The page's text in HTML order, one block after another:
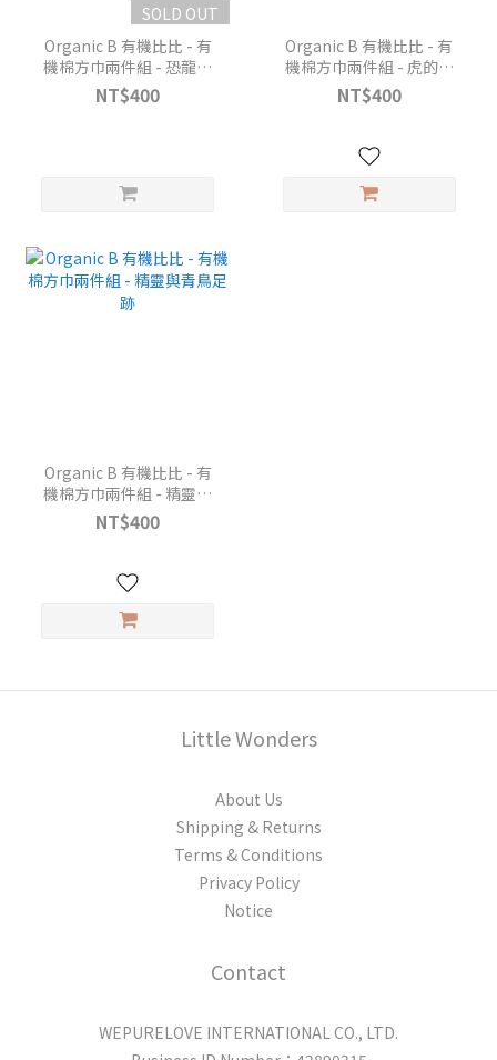
SOLD OUT
Organic B 有機比比 - 有
機棉方巾兩件組 - 恐龍小
百科
NT$400
Organic B 有機比比 - 有
機棉方巾兩件組 - 虎的春
日散步
NT$400
Organic B 有機比比 - 有
機棉方巾兩件組 - 精靈與
青鳥足跡
NT$400
Little Wonders
About Us
Shipping & Returns
Terms & Conditions
Privacy Policy
Notice
Contact
WEPURELOVE INTERNATIONAL CO., LTD.